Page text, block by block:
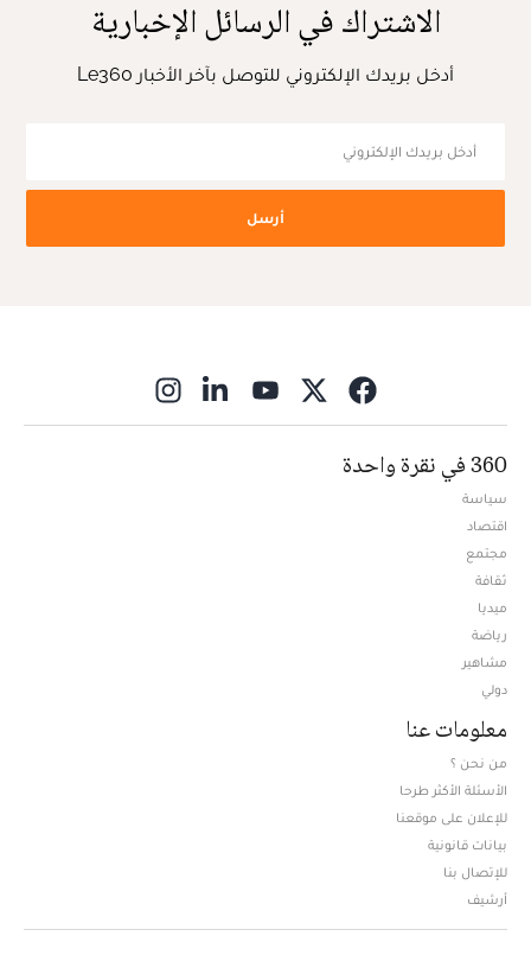
الاشتراك في الرسائل الإخبارية
أدخل بريدك الإلكتروني للتوصل بآخر الأخبار Le360
أرسل
360 في نقرة واحدة
سياسة
اقتصاد
مجتمع
ثقافة
ميديا
رياضة
مشاهير
دولي
معلومات عنا
من نحن ؟
الأسئلة الأكثر طرحا
للإعلان على موقعنا
بيانات قانونية
للإتصال بنا
أرشيف